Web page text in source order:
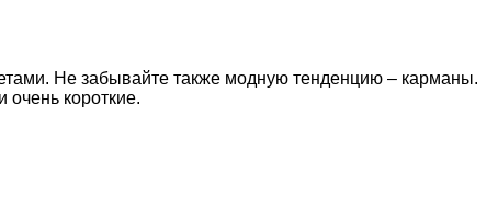
Не забывайте также модную тенденцию – карманы.
короткие.